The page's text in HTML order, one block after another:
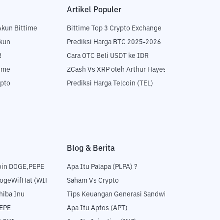
Bittime
Artikel Populer
Bittime Top 3 Crypto Exchange
Prediksi Harga BTC 2025-2026
Cara OTC Beli USDT ke IDR
ZCash Vs XRP oleh Arthur Hayes
Prediksi Harga Telcoin (TEL)
DOGE,PEPE
(WIF)
Inu
Blog & Berita
Apa Itu Palapa (PLPA) ?
Saham Vs Crypto
Tips Keuangan Generasi Sandwich
Apa Itu Aptos (APT)